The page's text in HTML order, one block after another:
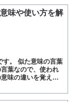
味や使い方を解
す。 似た意味の言葉
葉なので、使われ
味の違いを覚えて